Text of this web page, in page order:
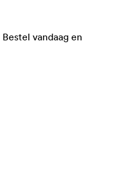
Bestel vandaag en